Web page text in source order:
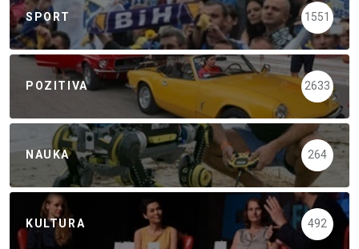
SPORT 1551
POZITIVA 2633
NAUKA 264
KULTURA 492